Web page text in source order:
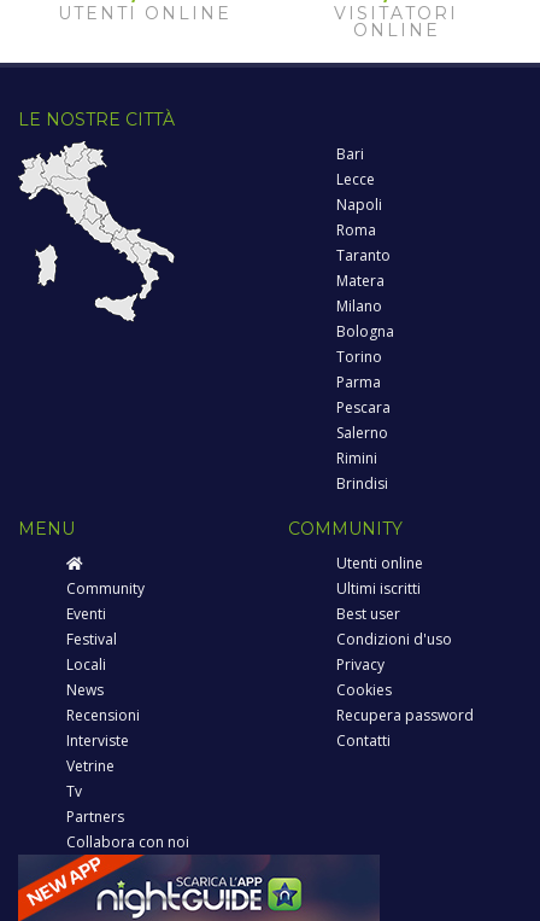
UTENTI ONLINE VISITATORI
ONLINE
LE NOSTRE CITTÀ
Bari
Lecce
Napoli
Roma
Taranto
Matera
Milano
Bologna
Torino
Parma
Pescara
Salerno
Rimini
Brindisi
MENU
Community
Eventi
Festival
Locali
News
Recensioni
Interviste
Vetrine
Tv
Partners
Collabora con noi
COMMUNITY
Utenti online
Ultimi iscritti
Best user
Condizioni d'uso
Privacy
Cookies
Recupera password
Contatti